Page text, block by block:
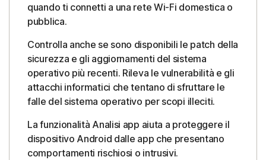
quando ti connetti a una rete Wi-Fi domestica o
pubblica.
Controlla anche se sono disponibili le patch della
sicurezza e gli aggiornamenti del sistema
operativo più recenti. Rileva le vulnerabilità e gli
attacchi informatici che tentano di sfruttare le
falle del sistema operativo per scopi illeciti.
La funzionalità Analisi app aiuta a proteggere il
dispositivo Android dalle app che presentano
comportamenti rischiosi o intrusivi.